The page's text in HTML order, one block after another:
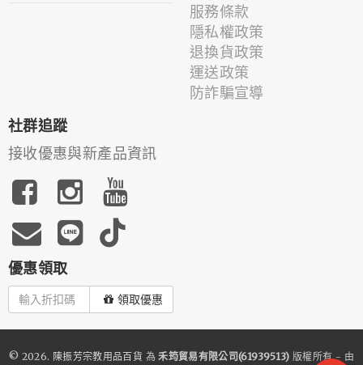
服務條款
隱私權政策
退換貨政策
運送政策
防詐騙宣導
社群追蹤
接收優惠與新產品資訊
優惠領取
領取優惠
© 2026. 陳振芳宗教用品百貨 為禾筠貿易有限公司(61939513) 版權所有 - 由